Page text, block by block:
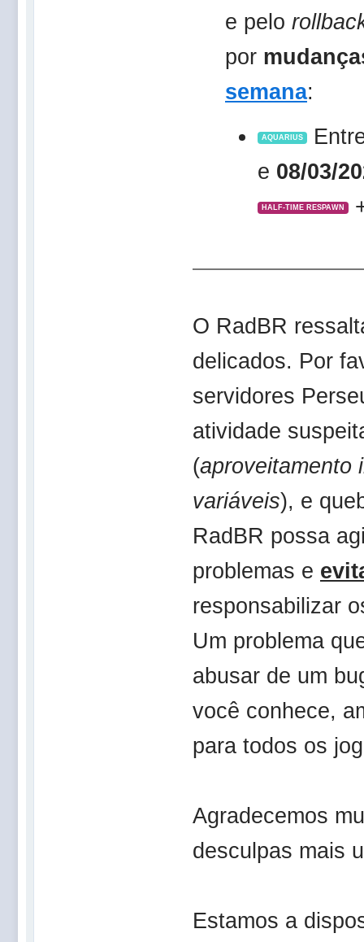
e pelo
por
semana:
AQUARIUS
e 08/03/
HALF-TIME RESPAWN
O RadBR
delicados. Por
servidores
atividade
(aproveitamento
variáveis), e
RadBR possa
problemas e
responsabilizar
Um problema
abusar de um
você conhece,
para todos os
Agradecemos
desculpas mais
Estamos a